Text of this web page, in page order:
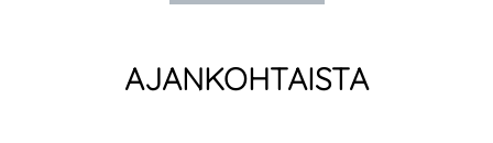
AJANKOHTAISTA